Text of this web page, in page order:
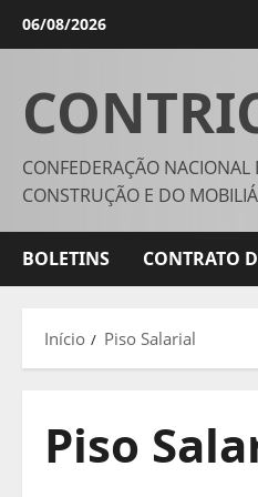
conteúdo
06/08/2026
CONFEDERAÇÃO
CONSTRUÇÃO E DO
BOLETINS CONTRATO
Início Piso Salarial
Piso